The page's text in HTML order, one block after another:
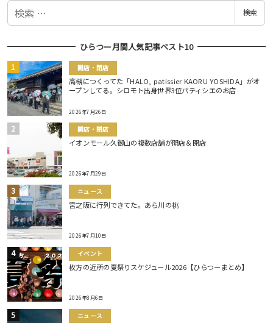
検
検索
ひらつー月間人気記事ベスト10
開店・閉店
高槻につくってた「HALO, patissier KAORU YOSHIDA」がオ
ープンしてる。シロモト出身世界3位パティシエのお店
2026年7月26日
開店・閉店
イオンモール久御山の複数店舗が開店＆閉店
2026年7月29日
ニュース
宮之阪に行列できてた。あら川の桃
2026年7月10日
イベント
枚方の近所の夏祭りスケジュール2026【ひらつーまとめ】
2026年8月6日
ニュース